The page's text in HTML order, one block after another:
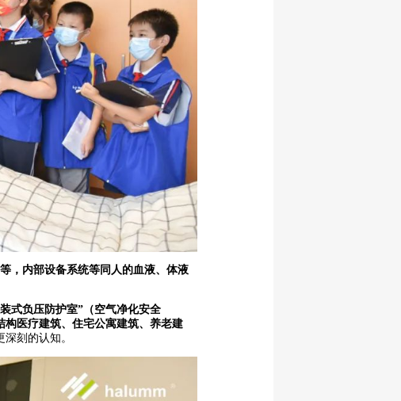
，内部设备系统等同人的血液、体液
式负压防护室”（空气净化安全
构医疗建筑、住宅公寓建筑、养老建
刻的认知。